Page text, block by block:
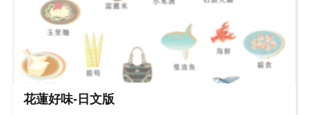
花蓮好味-日文版